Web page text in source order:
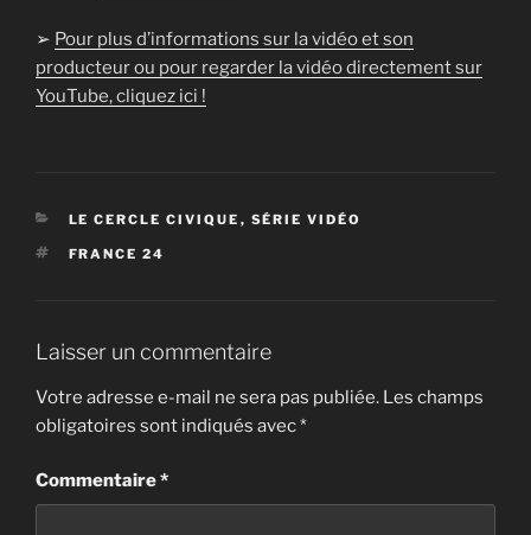
➢ Pour plus d’informations sur la vidéo et son
producteur ou pour regarder la vidéo directement sur
YouTube, cliquez ici !
CATÉGORIES
LE CERCLE CIVIQUE , SÉRIE VIDÉO
ÉTIQUETTES
FRANCE 24
Laisser un commentaire
Votre adresse e-mail ne sera pas publiée. Les champs
obligatoires sont indiqués avec*
Commentaire*